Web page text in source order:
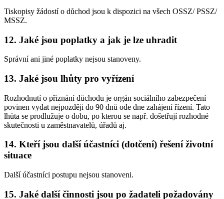
Tiskopisy žádostí o důchod jsou k dispozici na všech OSSZ/ PSSZ/
MSSZ.
12. Jaké jsou poplatky a jak je lze uhradit
Správní ani jiné poplatky nejsou stanoveny.
13. Jaké jsou lhůty pro vyřízení
Rozhodnutí o přiznání důchodu je orgán sociálního zabezpečení
povinen vydat nejpozději do 90 dnů ode dne zahájení řízení. Tato
lhůta se prodlužuje o dobu, po kterou se např. došetřují rozhodné
skutečnosti u zaměstnavatelů, úřadů aj.
14. Kteří jsou další účastníci (dotčení) řešení životní
situace
Další účastníci postupu nejsou stanoveni.
15. Jaké další činnosti jsou po žadateli požadovány